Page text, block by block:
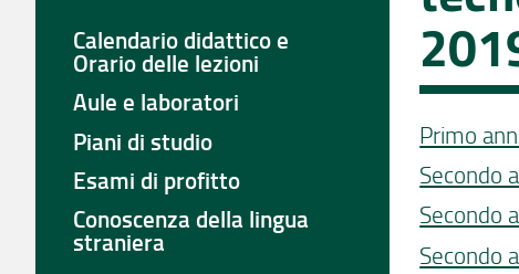
Primo
Secondo
Secondo
Secondo
Calendario didattico e
Orario delle lezioni
Aule e laboratori
Piani di studio
Esami di profitto
Conoscenza della lingua
straniera